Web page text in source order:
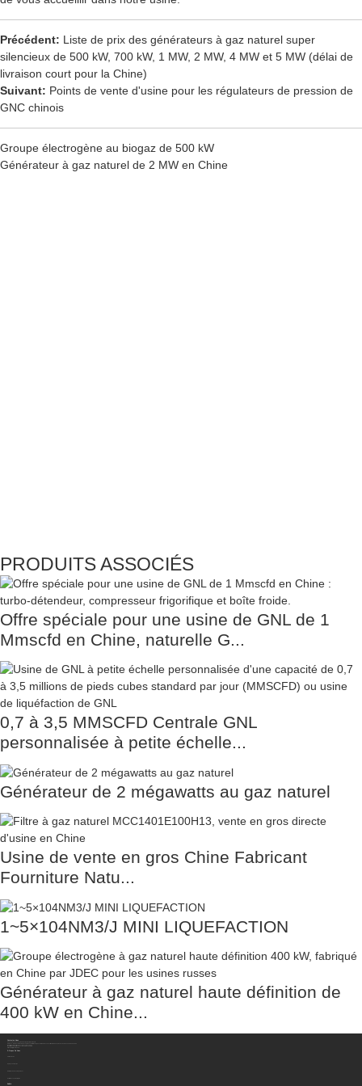
Précédent: Liste de prix des générateurs à gaz naturel super
silencieux de 500 kW, 700 kW, 1 MW, 2 MW, 4 MW et 5 MW (délai de
livraison court pour la Chine)
Suivant: Points de vente d'usine pour les régulateurs de pression de
GNC chinois
Groupe électrogène au biogaz de 500 kW
Générateur à gaz naturel de 2 MW en Chine
PRODUITS ASSOCIÉS
Offre spéciale pour une usine de GNL de 1
Mmscfd en Chine, naturelle G...
0,7 à 3,5 MMSCFD Centrale GNL
personnalisée à petite échelle...
Générateur de 2 mégawatts au gaz naturel
Usine de vente en gros Chine Fabricant
Fourniture Natu...
1~5×104NM3/J MINI LIQUEFACTION
Générateur à gaz naturel haute définition de
400 kW en Chine...
Contactez-Nous